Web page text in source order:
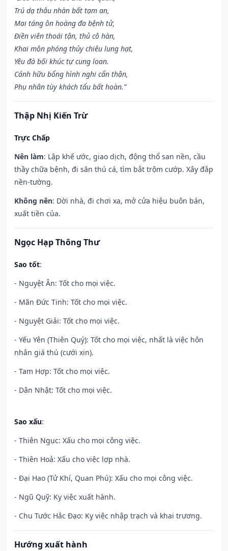
Trú dạ thâu nhàn bất tạm an,
Mai táng ôn hoàng đa bệnh tử,
Điền viên thoái tận, thủ cô hàn,
Khai môn phóng thủy chiêu lung hạt,
Yêu đà bối khúc tự cung loan.
Cánh hữu bổng hình nghi cẩn thận,
Phụ nhân tùy khách tẩu bất hoàn.”
Thập Nhị Kiến Trừ
Trực Chấp
Nên làm: Lập khế ước, giao dịch, động thổ san nền, cầu
thầy chữa bệnh, đi săn thú cá, tìm bắt trộm cướp. Xây đắp
nền-tường.
Không nên: Dời nhà, đi chơi xa, mở cửa hiệu buôn bán,
xuất tiền của.
Ngọc Hạp Thông Thư
Sao tốt:
- Nguyệt Ân: Tốt cho mọi việc.
- Mãn Đức Tinh: Tốt cho mọi việc.
- Nguyệt Giải: Tốt cho mọi việc.
- Yếu Yên (Thiên Quý): Tốt cho mọi việc, nhất là việc hôn
nhân giá thú (cưới xin).
- Tam Hợp: Tốt cho mọi việc.
- Dân Nhật: Tốt cho mọi việc.
Sao xấu:
- Thiên Ngục: Xấu cho mọi công việc.
- Thiên Hoả: Xấu cho việc lợp nhà.
- Đại Hao (Tử Khí, Quan Phú): Xấu cho mọi công việc.
- Ngũ Quỹ: Kỵ việc xuất hành.
- Chu Tước Hắc Đạo: Kỵ việc nhập trạch và khai trương.
Hướng xuất hành